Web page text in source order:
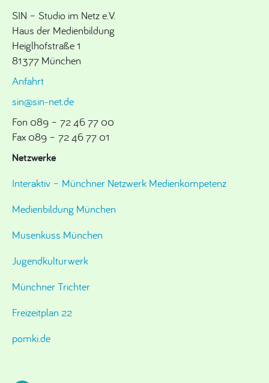
SIN – Studio im Netz e.V.
Haus der Medienbildung
Heiglhofstraße 1
81377 München
Anfahrt
sin@sin-net.de
Fon 089 – 72 46 77 00
Fax 089 – 72 46 77 01
Netzwerke
Interaktiv – Münchner Netzwerk Medienkompetenz
Medienbildung München
Musenkuss München
Jugendkulturwerk
Münchner Trichter
Freizeitplan 22
pomki.de